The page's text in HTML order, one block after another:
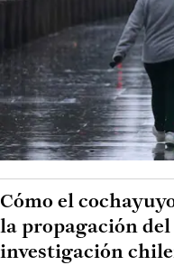
Cómo el
la propagación
investigación